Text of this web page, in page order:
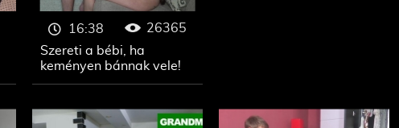
Szereti a bébi, ha
keményen bánnak vele!
16:38 26365